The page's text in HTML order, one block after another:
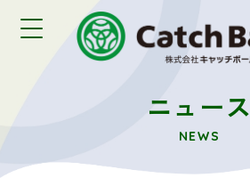
ニュース
NEWS